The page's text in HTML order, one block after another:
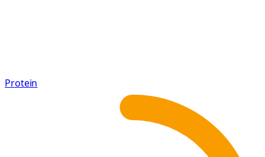
Protein